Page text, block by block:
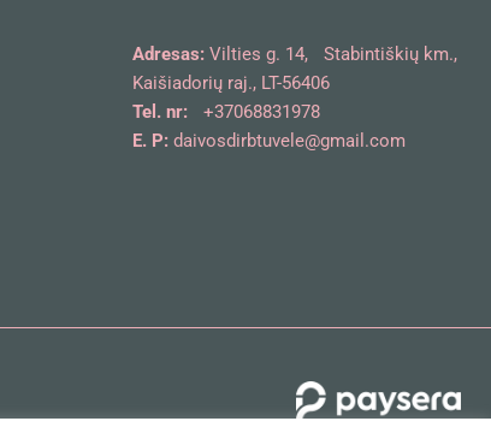
Adresas:Vilties g. 14, Stabintiškių km.,
Kaišiadorių raj., LT-56406
Tel. nr:
+37068831978
E. P: daivosdirbtuvele@gmail.com